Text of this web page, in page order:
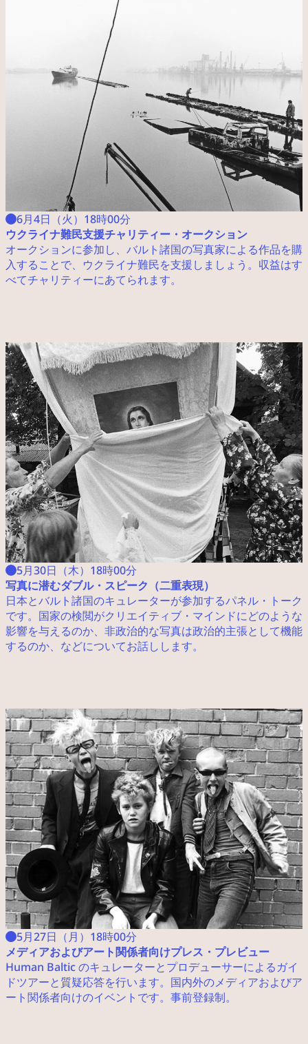
6月4日（火）18時00分
ウクライナ難民支援チャリティー・オークション
オークションに参加し、バルト諸国の写真家による作品を購
入することで、ウクライナ難民を支援しましょう。収益はす
べてチャリティーにあてられます。
5月30日（木）18時00分
写真に潜むダブル・スピーク（二重表現）
日本とバルト諸国のキュレーターが参加するパネル・トーク
です。国家の検閲がクリエイティブ・マインドにどのような
影響を与えるのか、非政治的な写真は政治的主張として機能
するのか、などについてお話しします。
5月27日（月）18時00分
メディアおよびアート関係者向けプレス・プレビュー
Human Baltic のキュレーターとプロデューサーによるガイ
ドツアーと質疑応答を行います。国内外のメディアおよびア
ート関係者向けのイベントです。事前登録制。